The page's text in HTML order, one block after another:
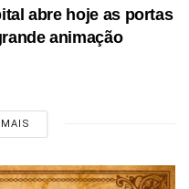
abre hoje as portas
animação
MAIS